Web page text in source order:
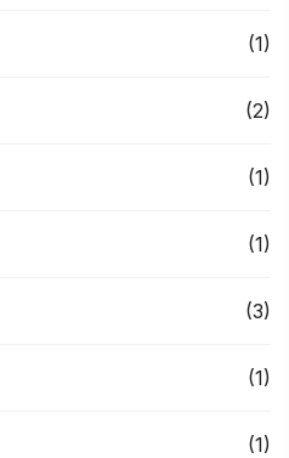
(1)
(2)
(1)
(1)
(3)
(1)
(1)